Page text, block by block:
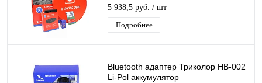
Plus+Ант 0,6м красная +Ку
+каб.20м
5 938,5 руб. / шт
Подробнее
Bluetooth адаптер Триколор HB-002
Li-Pol аккумулятор